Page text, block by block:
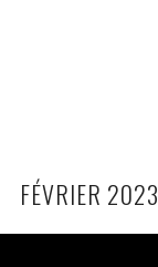
FÉVRIER 2023